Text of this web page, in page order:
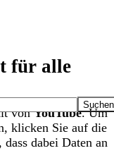
für alle
vonYouTube. Um
klicken Sie auf die
dabei Daten an